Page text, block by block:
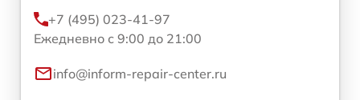
+7 (495) 023-41-97
Ежедневно с 9:00 до 21:00
info@inform-repair-center.ru